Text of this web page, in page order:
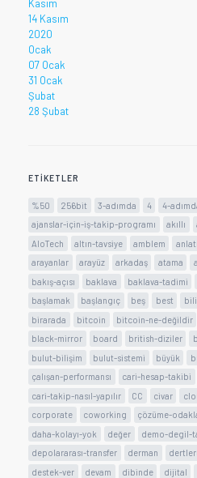
Kasım
14 Kasım
2020
Ocak
07 Ocak
31 Ocak
Şubat
28 Şubat
ETIKETLER
%50 256bit 3-adımda 4 4-
ajanslar-için-iş-takip-programı
akıllı
AloTech
altın-tavsiye amblem
arayanlar
arayüz arkadaş atama
bakış-açısı
baklava baklava-tadimi
başlamak
başlangıç beş best
birarada
bitcoin bitcoin-ne-değildir
black-mirror
board british-diziler
bulut-bilişim
bulut-sistemi büyük
çalışan-performansı
cari-hesap-takibi
cari-takip-nasıl-yapılır
CC civar
corporate
coworking çözüme-
daha-kolayı-yok
değer demo-degil-
depolararası-transfer
derman
destek-ver
devam dibinde dijital